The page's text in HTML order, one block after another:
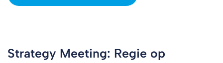
Strategy Meeting: Regie op